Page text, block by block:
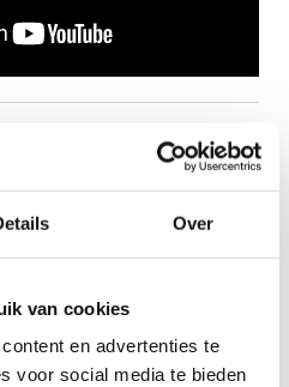
Over
van cookies
en advertenties te
voor social media te bieden
een ware trend in
de Topdek-matras.